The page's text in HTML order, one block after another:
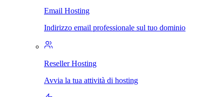
Email Hosting
Indirizzo email professionale sul tuo dominio
Reseller Hosting
Avvia la tua attività di hosting